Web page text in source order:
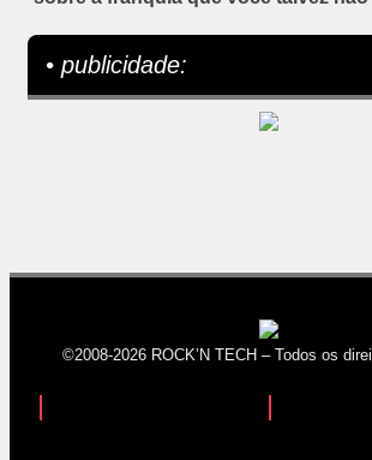
• publicidade:
©2008-2026 ROCK’N TECH – Todos os